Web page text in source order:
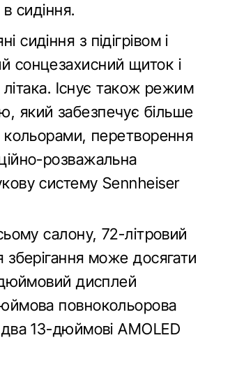
сидіння.
з підігрівом і
сонцезахисний щиток і
літака. Існує також режим
який забезпечує більше
кольорами, перетворення
розважальна
систему Sennheiser
салону, 72-літровий
зберігання може досягати
дюймовий дисплей
повнокольорова
13-дюймові AMOLED